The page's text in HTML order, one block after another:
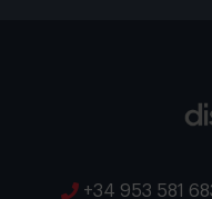
+34 953 581